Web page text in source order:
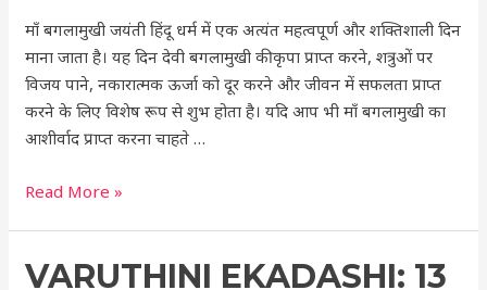
माँ बगलामुखी जयंती हिंदू धर्म में एक अत्यंत महत्वपूर्ण और शक्तिशाली दिन
माना जाता है। यह दिन देवी बगलामुखी की कृपा प्राप्त करने, शत्रुओं पर
विजय पाने, नकारात्मक ऊर्जा को दूर करने और जीवन में सफलता प्राप्त
करने के लिए विशेष रूप से शुभ होता है। यदि आप भी माँ बगलामुखी का
आशीर्वाद प्राप्त करना चाहते …
करने
के
लिए
बगलामुखी
जयंती
दिन
आसान
Read More »
VARUTHINI EKADASHI: 13
Varuthini